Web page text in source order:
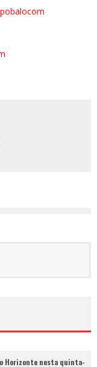
Horizonte nesta quinta-